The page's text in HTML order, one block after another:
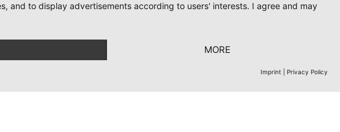
and to display advertisements according to users' interests. I agree and may
MORE
Imprint Privacy Policy